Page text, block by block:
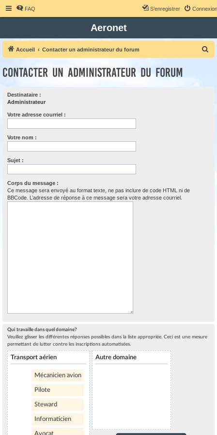
FAQ Connexion
S’enregistrer
Aeronet
Accueil Contacter un administrateur du forum
Contacter un administrateur du forum
Destinataire :
Administrateur
Votre adresse courriel :
Votre nom :
Sujet :
Corps du message :
Ce message sera envoyé au format texte, ne pas inclure de code HTML ni de
BBCode. L’adresse de réponse à ce message sera votre adresse courriel.
Qui travaille dans quel domaine?
Veuillez glisser les différentes réponses possibles dans la liste appropriée. Ceci est une mesure
permettant de lutter contre les inscriptions automatisées.
Transport aérien
Mécanicien avion
Pilote
Steward
Informaticien
Autre domaine